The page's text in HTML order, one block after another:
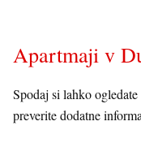
Apartmaji v
Spodaj si lahko
preverite dodatne